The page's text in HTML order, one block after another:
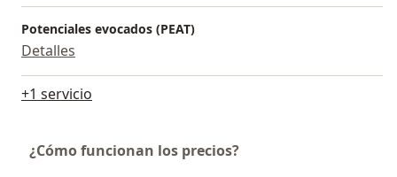
Potenciales evocados (PEAT)
Detalles
+1 servicio
¿Cómo funcionan los precios?